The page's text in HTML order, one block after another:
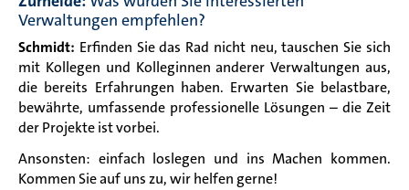
Verwaltungen empfehlen?
Schmidt: Erfinden Sie das Rad nicht neu, tauschen Sie sich
mit Kollegen und Kolleginnen anderer Verwaltungen aus,
die bereits Erfahrungen haben. Erwarten Sie belastbare,
bewährte, umfassende professionelle Lösungen – die Zeit
der Projekte ist vorbei.
Ansonsten: einfach loslegen und ins Machen kommen.
Kommen Sie auf uns zu, wir helfen gerne!